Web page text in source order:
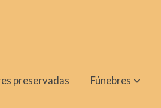
preservadas Fúnebres